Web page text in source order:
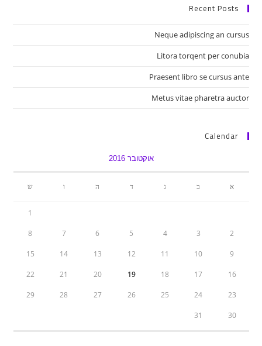
Recent Posts
Neque adipiscing an cursus
Litora torqent per conubia
Praesent libro se cursus ante
Metus vitae pharetra auctor
Calendar
אוקטובר 2016
א ב ג ד ה ו ש
1
2
3
4
5
6
7
8
9
10
11
12
13
14
15
16
17
18
19
20
21
22
23
24
25
26
27
28
29
30
31